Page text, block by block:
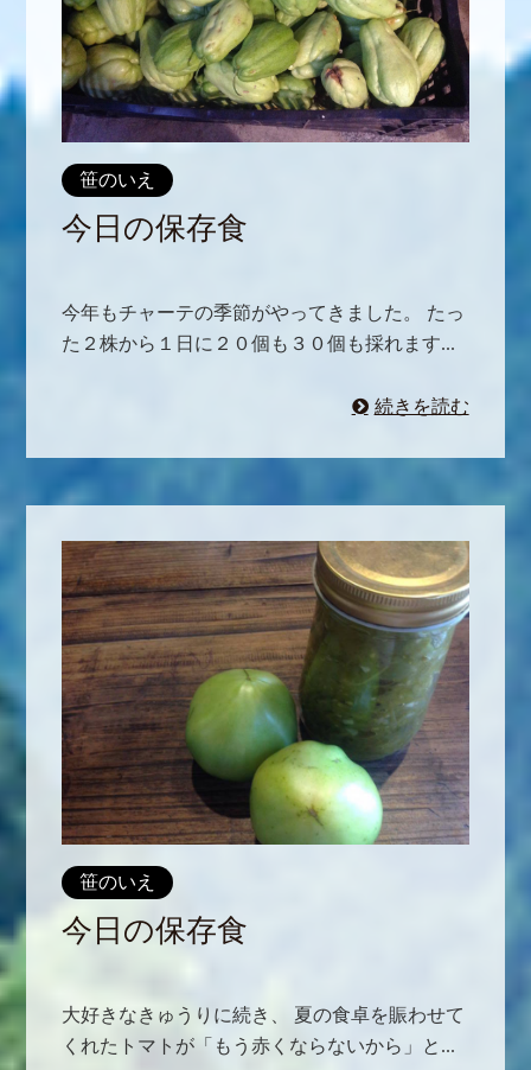
笹のいえ
今日の保存食
今年もチャーテの季節がやってきました。 たっ
た２株から１日に２０個も３０個も採れます...
続きを読む
笹のいえ
今日の保存食
大好きなきゅうりに続き、 夏の食卓を賑わせて
くれたトマトが「もう赤くならないから」と...